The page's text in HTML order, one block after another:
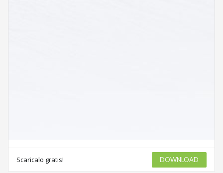
Scaricalo gratis! DOWNLOAD